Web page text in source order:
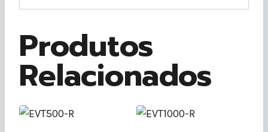
Produtos
Relacionados